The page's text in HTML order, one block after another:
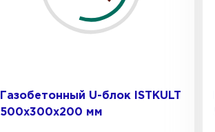
Газобетонный U-блок ISTKULT
500х300х200 мм